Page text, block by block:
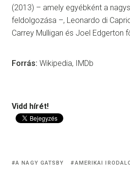
(2013) – amely egyébként a
feldolgozása –, Leonardo di
Carrey Mulligan és Joel Edgerton
Forrás: Wikipedia, IMDb
Vidd hírét!
A NAGY GATSBY AMERIKAI